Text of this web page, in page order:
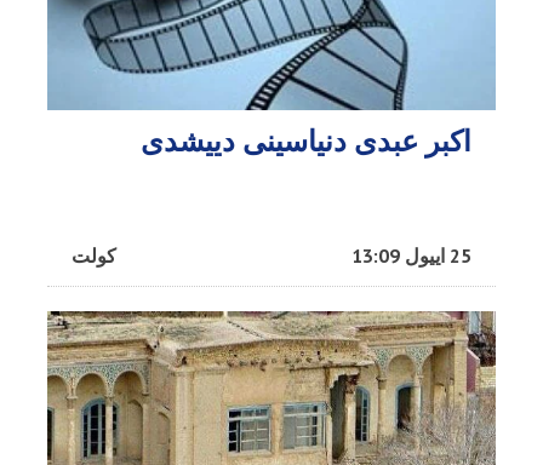
اکبر عبدی دنیاسینی دییشدی
کولت 25 اییول 13:09